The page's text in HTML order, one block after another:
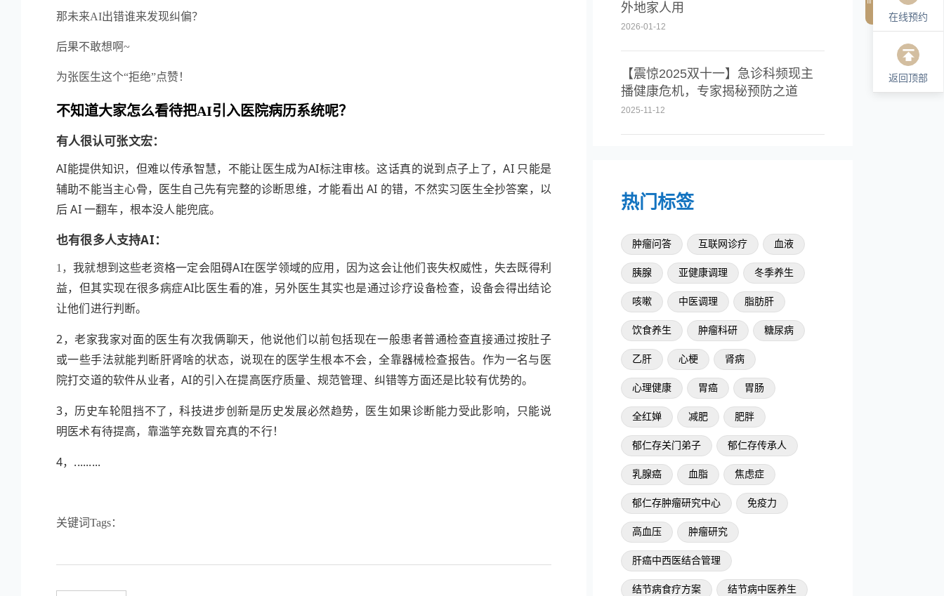
在线预约
返回顶部
那未来AI出错谁来发现纠偏？
后果不敢想啊~
为张医生这个“拒绝”点赞！
不知道大家怎么看待把AI引入医院病历系统呢？
有人很认可张文宏：
AI能提供知识，但难以传承智慧，不能让医生成为AI标注审核。这话真的说到点子上了，AI 只能是
辅助不能当主心骨，医生自己先有完整的诊断思维，才能看出 AI 的错，不然实习医生全抄答案，以
后 AI 一翻车，根本没人能兜底。
也有很多人支持AI：
1，我就想到这些老资格一定会阻碍AI在医学领域的应用，因为这会让他们丧失权威性，失去既得利
益，但其实现在很多病症AI比医生看的准，另外医生其实也是通过诊疗设备检查，设备会得出结论
让他们进行判断。
2，老家我家对面的医生有次我俩聊天，他说他们以前包括现在一般患者普通检查直接通过按肚子
或一些手法就能判断肝肾啥的状态，说现在的医学生根本不会，全靠器械检查报告。作为一名与医
院打交道的软件从业者，AI的引入在提高医疗质量、规范管理、纠错等方面还是比较有优势的。
3， 历史车轮阻挡不了，科技进步创新是历史发展必然趋势，医生如果诊断能力受此影响，只能说
明医术有待提高，靠滥竽充数冒充真的不行！
4，.........
关键词Tags：
外地家人用
2026-01-12
【震惊2025双十一】急诊科频现主
播健康危机，专家揭秘预防之道
2025-11-12
热门标签
肿瘤问答 互联网诊疗 血液
胰腺 亚健康调理 冬季养生
咳嗽 中医调理 脂肪肝
饮食养生 肿瘤科研 糖尿病
乙肝 心梗 肾病
心理健康 胃癌 胃肠
全红婵 减肥 肥胖
郁仁存关门弟子 郁仁存传承人
乳腺癌 血脂 焦虑症
郁仁存肿瘤研究中心 免疫力
高血压 肿瘤研究
肝癌中西医结合管理
结节病食疗方案 结节病中医养生